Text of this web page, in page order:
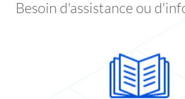
Besoin d'assistance ou